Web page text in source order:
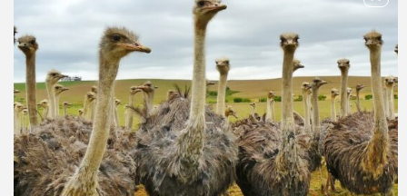
Energetyka
Pompa ciepła – jak działa, ile...
23 LIPCA, 2026
Natura i ekologia
Sucha karma dla kota –
dlaczego...
23 LIPCA, 2026